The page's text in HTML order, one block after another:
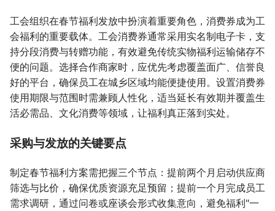
工会组织在春节福利发放中扮演着重要角色，消费券成为工
会福利的重要载体。工会消费券通常采用实名制电子卡，支
持分段消费与转赠功能，有效避免传统实物福利运输储存不
便的问题。选择合作商家时，应优先考虑覆盖面广、信誉良
好的平台，确保员工在城乡区域均能便捷使用。设置消费券
使用期限与范围时需兼顾人性化，适当延长有效期并覆盖生
活必需品、文化消费等领域，让福利真正落到实处。
采购与发放的关键要点
制定春节福利方案需把握三个节点：提前两个月启动供应商
筛选与比价，确保优质资源充足预留；提前一个月完成员工
需求调研，通过问卷或座谈会形式收集意向，避免福利"一